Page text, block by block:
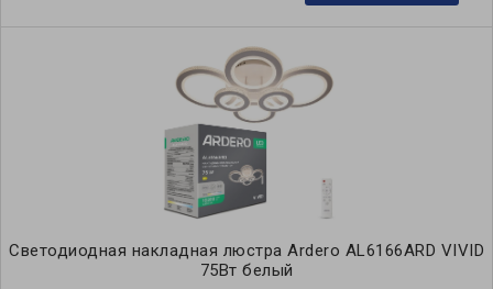
Светодиодная накладная люстра Ardero AL6166ARD VIVID
75Вт белый